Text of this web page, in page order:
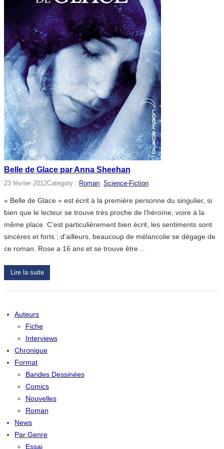
Belle de Glace par Anna Sheehan
23 février 2012Category : Roman, Science-Fiction
« Belle de Glace » est écrit à la première personne du singulier, si
bien que le lecteur se trouve très proche de l’héroïne, voire à la
même place. C’est particulièrement bien écrit, les sentiments sont
sincères et forts ; d’ailleurs, beaucoup de mélancolie se dégage de
ce roman. Rose a 16 ans et se trouve être…
Lire la suite
Auteurs
Fiche
Interviews
Chronique
Format
Bandes Dessinées
Comics
Nouvelles
Roman
News
Par Genre
Essai